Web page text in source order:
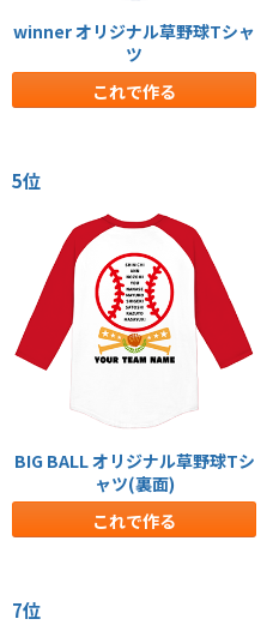
winner オリジナル草野球Tシャ
ツ
これで作る
5位
BIG BALL オリジナル草野球Tシ
ャツ(裏面)
これで作る
7位